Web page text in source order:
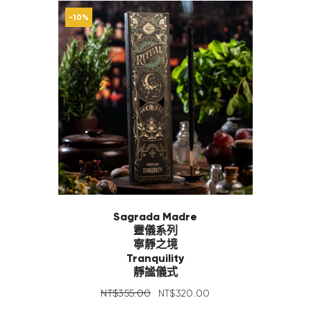
-10%
Sagrada Madre
靈儀系列
寧靜之境
Tranquility
靜謐儀式
NT$355.00 NT$320 00